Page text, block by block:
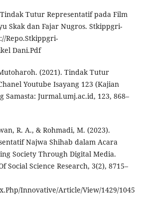
Tutur Representatif pada Film
Skak dan Fajar Nugros. Stkippgri-
Repo.Stkippgri-
Dani.Pdf
(2021). Tindak Tutur
Youtube Isayang 123 (Kajian
Samasta: Jurmal.umj.ac.id, 123, 868–
R. A., & Rohmadi, M. (2023).
Najwa Shihab dalam Acara
Society Through Digital Media.
Social Science Research, 3(2), 8715–
Innovative/Article/View/1429/1045